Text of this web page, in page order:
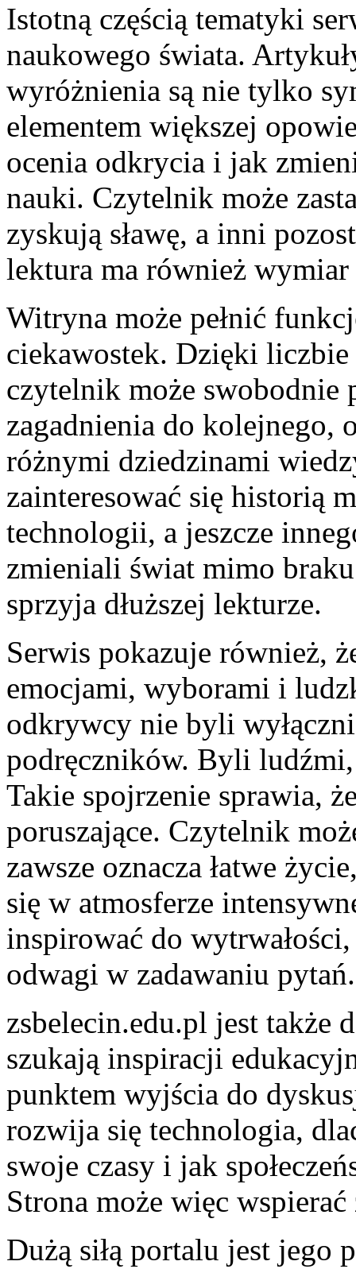
Istotną częścią tematyki
naukowego świata.
wyróżnienia są nie tylko
elementem większej
ocenia odkrycia i jak
nauki. Czytelnik może
zyskują sławę, a inni
lektura ma również
Witryna może pełnić
ciekawostek. Dzięki
czytelnik może swobodnie
zagadnienia do kolejnego,
różnymi dziedzinami
zainteresować się historią
technologii, a jeszcze
zmieniali świat mimo
sprzyja dłuższej lekturze.
Serwis pokazuje również,
emocjami, wyborami i
odkrywcy nie byli
podręczników. Byli
Takie spojrzenie sprawia,
poruszające. Czytelnik
zawsze oznacza łatwe
się w atmosferze
inspirować do
odwagi w zadawaniu pytań.
zsbelecin.edu.pl jest także
szukają inspiracji
punktem wyjścia do
rozwija się technologia,
swoje czasy i jak
Strona może więc
Dużą siłą portalu jest jego